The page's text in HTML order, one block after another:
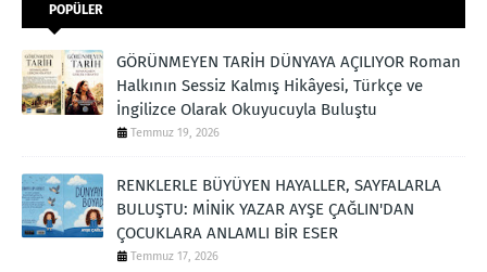
POPÜLER
GÖRÜNMEYEN TARİH DÜNYAYA AÇILIYOR Roman
Halkının Sessiz Kalmış Hikâyesi, Türkçe ve
İngilizce Olarak Okuyucuyla Buluştu
Temmuz 19, 2026
RENKLERLE BÜYÜYEN HAYALLER, SAYFALARLA
BULUŞTU: MİNİK YAZAR AYŞE ÇAĞLIN'DAN
ÇOCUKLARA ANLAMLI BİR ESER
Temmuz 17, 2026